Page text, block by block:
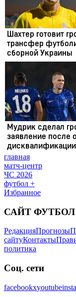
главная
матч-центр
ЧС 2026
футбол +
Избранное
САЙТ ФУТБОЛ
РедакцияПрогнозы
сайтуКонтакты
политика
Соц. сети
facebookxyoutube